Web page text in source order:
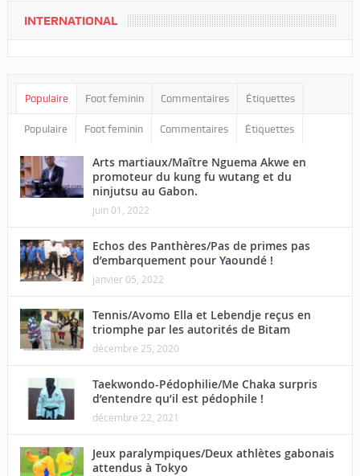
INTERNATIONAL
Populaire Foot feminin Commentaires Étiquettes
Populaire Foot feminin Commentaires Étiquettes
Arts martiaux/Maître Nguema Akwe en
promoteur du kung fu wutang et du
ninjutsu au Gabon.
juin 01, 2022
Echos des Panthères/Pas de primes pas
d’embarquement pour Yaoundé !
janvier 05, 2022
Tennis/Avomo Ella et Lebendje reçus en
triomphe par les autorités de Bitam
décembre 25, 2020
Taekwondo-Pédophilie/Me Chaka surpris
d’entendre qu’il est pédophile !
décembre 22, 2021
Jeux paralympiques/Deux athlètes gabonais
attendus à Tokyo